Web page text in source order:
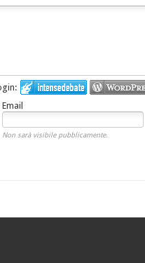
Email
Non sarà visibile pubblicamente.